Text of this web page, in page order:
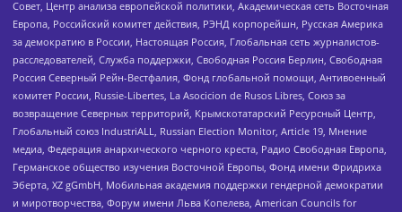
Совет, Центр анализа европейской политики, Академическая сеть Восточная
Европа, Российский комитет действия, РЭНД корпорейшн, Русская Америка
за демократию в России, Настоящая Россия, Глобальная сеть журналистов-
расследователей, Служба поддержки, Свободная Россия Берлин, Свободная
Россия Северный Рейн-Вестфалия, Фонд глобальной помощи, Антивоенный
комитет России, Russie-Libertes, La Asocicion de Rusos Libres, Союз за
возвращение Северных территорий, Крымскотатарский Ресурсный Центр,
Глобальный союз IndustriALL, Russian Election Monitor, Article 19, Мнение
медиа, Федерация анархического черного креста, Радио Свободная Европа,
Германское общество изучения Восточной Европы, Фонд имени Фридриха
Эберта, XZ gGmbH, Мобильная академия поддержки гендерной демократии
и миротворчества, Форум имени Льва Копелева, American Councils for